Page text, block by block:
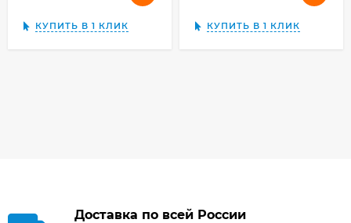
КУПИТЬ В 1 КЛИК КУПИТЬ В 1 КЛИК
Доставка по всей России